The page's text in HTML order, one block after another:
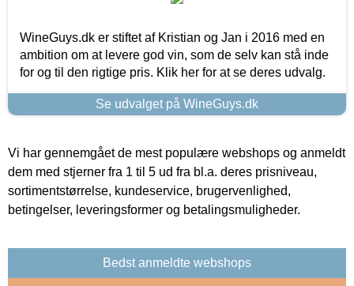
WineGuys.dk er stiftet af Kristian og Jan i 2016 med en
ambition om at levere god vin, som de selv kan stå inde
for og til den rigtige pris. Klik her for at se deres udvalg.
Se udvalget på WineGuys.dk
Vi har gennemgået de mest populære webshops og anmeldt
dem med stjerner fra 1 til 5 ud fra bl.a. deres prisniveau,
sortimentstørrelse, kundeservice, brugervenlighed,
betingelser, leveringsformer og betalingsmuligheder.
Bedst anmeldte webshops